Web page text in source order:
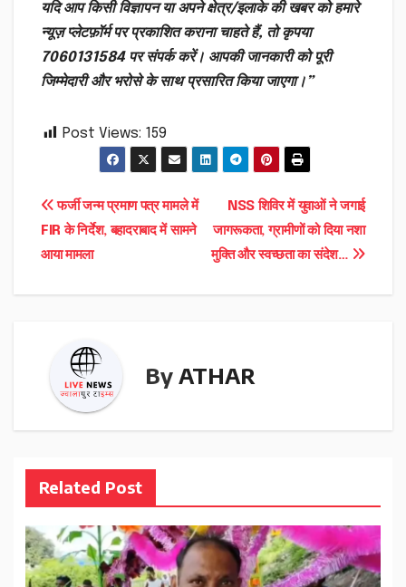
यदि आप किसी विज्ञापन या अपने क्षेत्र/इलाके की खबर को हमारे
न्यूज़ प्लेटफ़ॉर्म पर प्रकाशित कराना चाहते हैं, तो कृपया
7060131584 पर संपर्क करें। आपकी जानकारी को पूरी
जिम्मेदारी और भरोसे के साथ प्रसारित किया जाएगा।”
Post Views: 159
Post
navigation
NSS शिविर में युवाओं ने जगाई
जागरूकता, ग्रामीणों को दिया नशा
मुक्ति और स्वच्छता का संदेश…
फर्जी जन्म प्रमाण पत्र मामले में
FIR के निर्देश, बहादराबाद में सामने
आया मामला
By ATHAR
Related Post